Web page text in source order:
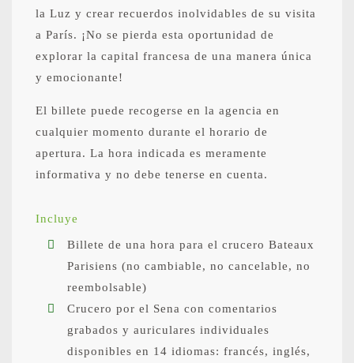
la Luz y crear recuerdos inolvidables de su visita
a París. ¡No se pierda esta oportunidad de
explorar la capital francesa de una manera única
y emocionante!
El billete puede recogerse en la agencia en
cualquier momento durante el horario de
apertura. La hora indicada es meramente
informativa y no debe tenerse en cuenta.
Incluye
Billete de una hora para el crucero Bateaux
Parisiens (no cambiable, no cancelable, no
reembolsable)
Crucero por el Sena con comentarios
grabados y auriculares individuales
disponibles en 14 idiomas: francés, inglés,